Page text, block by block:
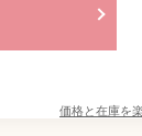
価格と在庫を